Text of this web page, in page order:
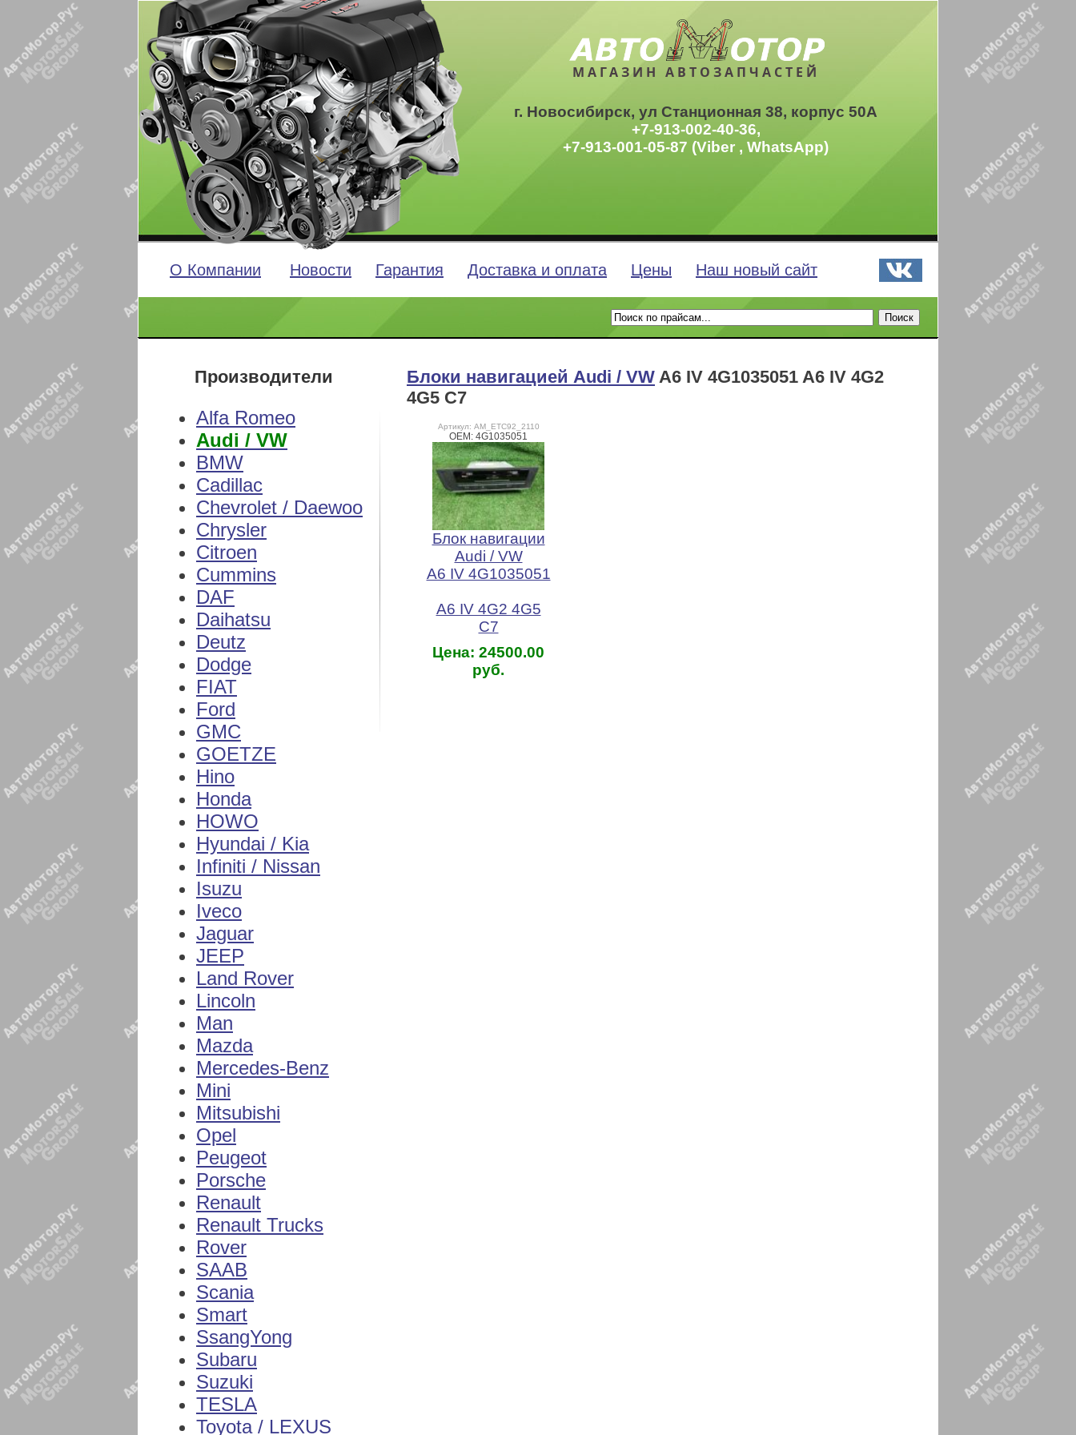
МАГАЗИН АВТОЗАПЧАСТЕЙ
г. Новосибирск, ул Станционная 38, корпус 50А
+7-913-002-40-36,
+7-913-001-05-87 (Viber , WhatsApp)
О Компании Новости Гарантия Доставка и оплата Цены Наш новый сайт
Производители
Alfa Romeo
Audi / VW
BMW
Cadillac
Chevrolet / Daewoo
Chrysler
Citroen
Cummins
DAF
Daihatsu
Deutz
Dodge
FIAT
Ford
GMC
GOETZE
Hino
Honda
HOWO
Hyundai / Kia
Infiniti / Nissan
Isuzu
Iveco
Jaguar
JEEP
Land Rover
Lincoln
Man
Mazda
Mercedes-Benz
Mini
Mitsubishi
Opel
Peugeot
Porsche
Renault
Renault Trucks
Rover
SAAB
Scania
Smart
SsangYong
Subaru
Suzuki
TESLA
Toyota / LEXUS
Блоки навигацией Audi / VW A6 IV 4G1035051 A6 IV 4G2
4G5 C7
Артикул: AM_ETC92_2110
OEM: 4G1035051
Блок навигации
Audi / VW
A6 IV 4G1035051
A6 IV 4G2 4G5
C7
Цена: 24500.00
руб.